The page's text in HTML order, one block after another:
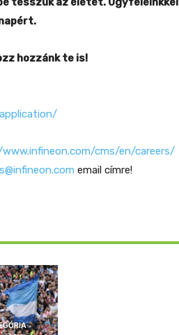
hozzánk te is!
cms/en/careers/
email címre!